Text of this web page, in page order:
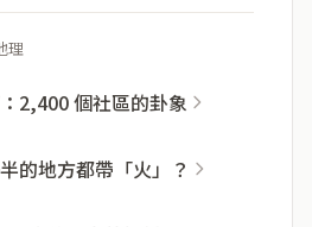
理
2,400 個社區的卦象
的地方都帶「火」？